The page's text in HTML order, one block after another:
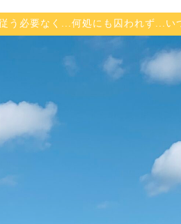
必要なく...何処にも囚われず...い